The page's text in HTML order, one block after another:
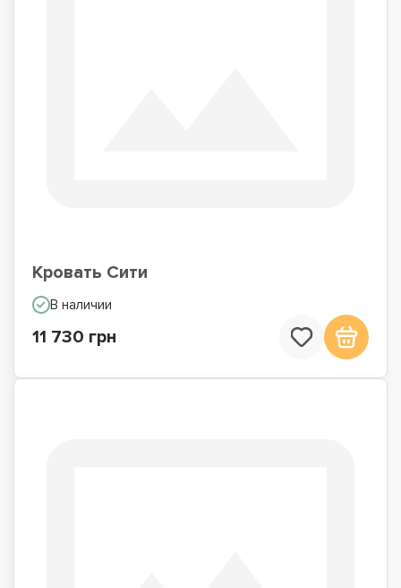
Кровать Сити
В наличии
11 730 грн